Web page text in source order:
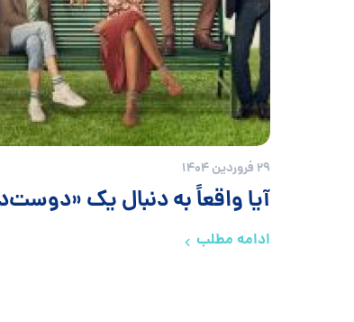
29 فروردین 1404
آیا واقعاً به دنبال یک
ادامه مطلب